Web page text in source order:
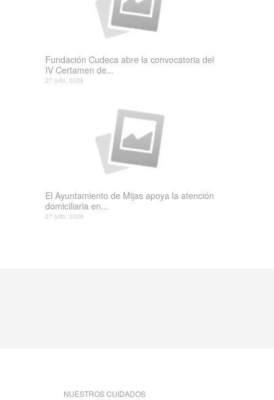
Fundación Cudeca abre la convocatoria del
IV Certamen de...
27 julio, 2026
El Ayuntamiento de Mijas apoya la atención
domiciliaria en...
27 julio, 2026
NUESTROS CUIDADOS